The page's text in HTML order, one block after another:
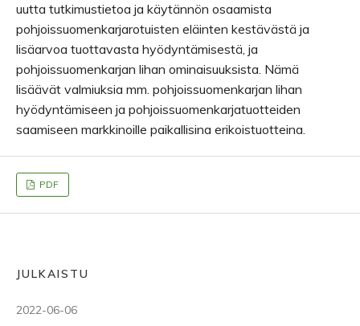
uutta tutkimustietoa ja käytännön osaamista
pohjoissuomenkarjarotuisten eläinten kestävästä ja
lisäarvoa tuottavasta hyödyntämisestä, ja
pohjoissuomenkarjan lihan ominaisuuksista. Nämä
lisäävät valmiuksia mm. pohjoissuomenkarjan lihan
hyödyntämiseen ja pohjoissuomenkarjatuotteiden
saamiseen markkinoille paikallisina erikoistuotteina.
PDF
JULKAISTU
2022-06-06